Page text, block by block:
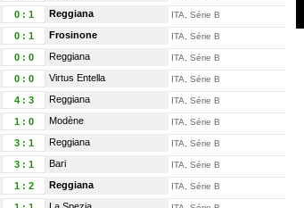
0: 1 Reggiana ITA, Série B
0: 1 Frosinone ITA, Série B
0: 0 Reggiana ITA, Série B
0: 0 Virtus Entella ITA, Série B
4: 3 Reggiana ITA, Série B
1: 0 Modène ITA, Série B
3: 1 Reggiana ITA, Série B
3: 1 Bari ITA, Série B
1: 2 Reggiana ITA, Série B